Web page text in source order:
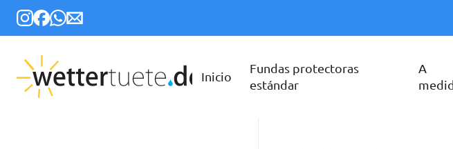
Inicio
Fundas protectoras
estándar
A